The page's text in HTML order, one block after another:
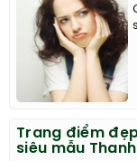
Trang điểm
siêu mẫu